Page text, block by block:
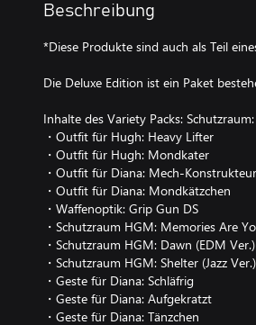
Beschreibung
*Diese Produkte sind auch als Teil
Die Deluxe Edition ist ein Paket
Inhalte des Variety Packs: Schutzraum:
・Outfit für Hugh: Heavy Lifter
・Outfit für Hugh: Mondkater
・Outfit für Diana: Mech-
・Outfit für Diana: Mondkätzchen
・Waffenoptik: Grip Gun DS
・Schutzraum HGM: Memories Are
・Schutzraum HGM: Dawn (EDM Ver.)
・Schutzraum HGM: Shelter (Jazz Ver.)
・Geste für Diana: Schläfrig
・Geste für Diana: Aufgekratzt
・Geste für Diana: Tänzchen